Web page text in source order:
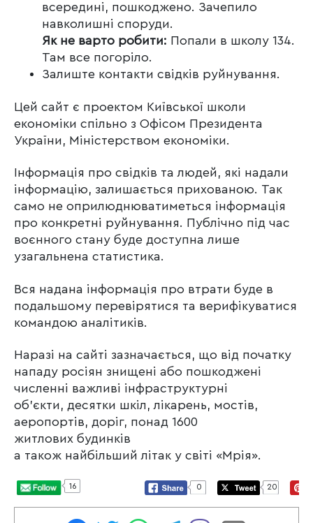
всередині, пошкоджено. Зачепило
навколишні споруди.
Як не варто робити: Попали в школу 134.
Там все погоріло.
Залиште контакти свідків руйнування.
Цей сайт є проектом Київської школи
економіки спільно з Офісом Президента
України, Міністерством економіки.
Інформація про свідків та людей, які надали
інформацію, залишається прихованою. Так
само не оприлюднюватиметься інформація
про конкретні руйнування. Публічно під час
воєнного стану буде доступна лише
узагальнена статистика.
Вся надана інформація про втрати буде в
подальшому перевірятися та верифікуватися
командою аналітиків.
Наразі на сайті зазначається, що від початку
нападу росіян знищені або пошкоджені
численні важливі інфраструктурні
об’єкти, десятки шкіл, лікарень, мостів,
аеропортів, доріг, понад 1600
житлових будинків
а також найбільший літак у світі «Мрія».
16 0 20